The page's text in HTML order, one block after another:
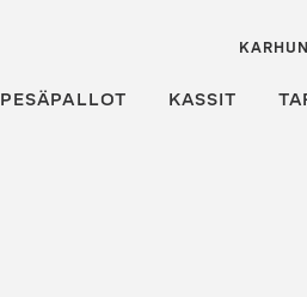
PESÄPALLOT KASSIT